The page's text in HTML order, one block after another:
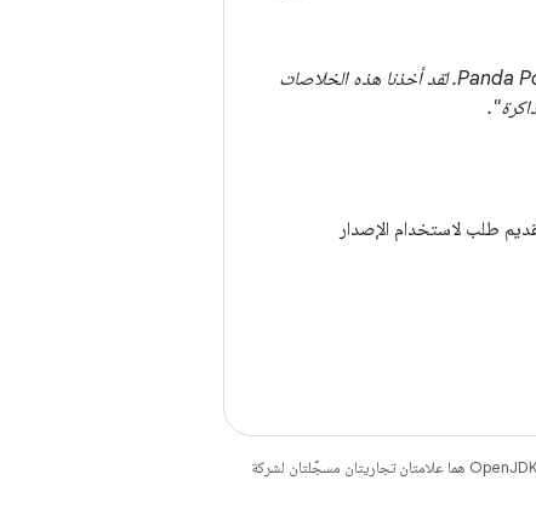
"كان إنشاء التطبيق الفوري فرصة رائعة لشركة Jam City لمعرفة الجوانب التي يمكن تحسينها في Panda Pop. لقد أخذنا هذه الخلاصات
طلب لاستخدام الإصدار
. إنّ Java وOpenJDK هما علامتان تجاريتان مسجَّلتان لشركة